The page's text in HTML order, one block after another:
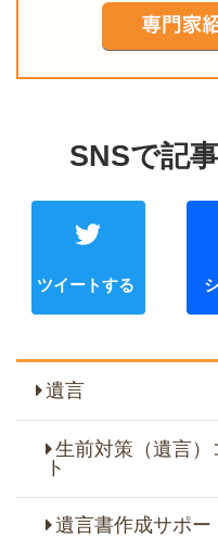
遺言
生前対策（遺言
ト
遺言書作成サポー